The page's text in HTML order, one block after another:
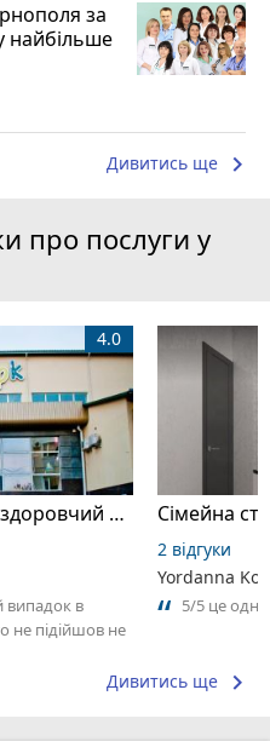
за
найбільше
Дивитись ще keyboard_arrow_right
про послуги у
Алігатор, тернопільський оздоровчий комплекс
4.0
випадок в
не підійшов не
Сімейна
2 відгуки
Yordanna
5/5 це
Дивитись ще keyboard_arrow_right